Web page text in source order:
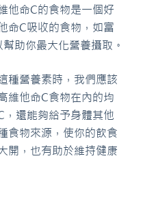
他命C的食物是一個好
命C吸收的食物，如富
助你最大化營養攝取。
種營養素時，我們應該
維他命C食物在內的均
，還能夠給予身體其他
食物來源，使你的飲食
開，也有助於維持健康